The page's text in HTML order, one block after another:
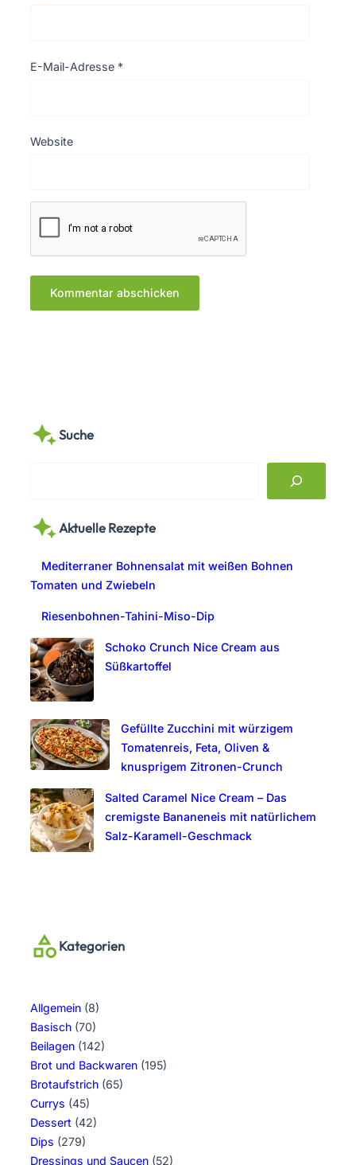
E-Mail-Adresse *
Website
Suche
r
Aktuelle Rezepte
Mediterraner Bohnensalat mit weißen Bohnen
Tomaten und Zwiebeln
Riesenbohnen-Tahini-Miso-Dip
Schoko Crunch Nice Cream aus
Süßkartoffel
Gefüllte Zucchini mit würzigem
Tomatenreis, Feta, Oliven &
knusprigem Zitronen-Crunch
Salted Caramel Nice Cream – Das
cremigste Bananeneis mit natürlichem
Salz-Karamell-Geschmack
Kategorien
Allgemein (8)
Basisch (70)
Beilagen (142)
Brot und Backwaren (195)
Brotaufstrich (65)
Currys (45)
Dessert (42)
Dips (279)
Dressings und Saucen (52)